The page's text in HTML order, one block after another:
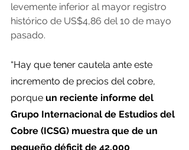
levemente inferior al mayor registro
histórico de US$4,86 del 10 de mayo
pasado.
“Hay que tener cautela ante este
incremento de precios del cobre,
porque un reciente informe del
Grupo Internacional de Estudios del
Cobre (ICSG) muestra que de un
pequeño déficit de 42.000